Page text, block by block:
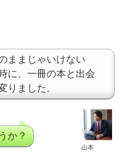
ままじゃいけない
に、一冊の本と出会
りました 。
山本
か？